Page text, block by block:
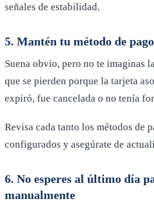
señales de estabilidad.
5. Mantén tu método de
Suena obvio, pero no te imaginas
que se pierden porque la tarjeta
expiró, fue cancelada o no tenía
Revisa cada tanto los métodos de
configurados y asegúrate de
6. No esperes al último día
manualmente